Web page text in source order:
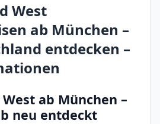
West
ab München –
entdecken –
ab München –
neu entdeckt